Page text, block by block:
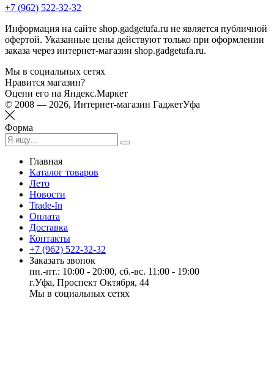
+7 (962) 522-32-32
Информация на сайте shop.gadgetufa.ru не является публичной
офертой. Указанные цены действуют только при оформлении
заказа через интернет-магазин shop.gadgetufa.ru.
Мы в социальных сетях
Нравится магазин?
Оцени его на Яндекс.Маркет
© 2008 — 2026, Интернет-магазин ГаджетУфа
Форма
Главная
Каталог товаров
Лето
Новости
Trade-In
Оплата
Доставка
Контакты
+7 (962) 522-32-32
Заказать звонок
пн.-пт.: 10:00 - 20:00, сб.-вс. 11:00 - 19:00
г.Уфа, Проспект Октября, 44
Мы в социальных сетях